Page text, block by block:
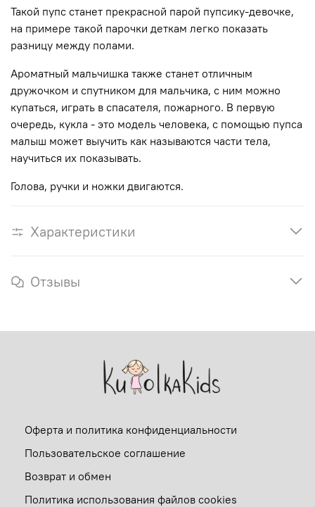
Такой пупс станет прекрасной парой пупсику-девочке,
на примере такой парочки деткам легко показать
разницу между полами.
Ароматный мальчишка также станет отличным
дружочком и спутником для мальчика, с ним можно
купаться, играть в спасателя, пожарного. В первую
очередь, кукла - это модель человека, с помощью пупса
малыш может выучить как называются части тела,
научиться их показывать.
Голова, ручки и ножки двигаются.
Характеристики
Отзывы
Оферта и политика конфиденциальности
Пользовательское соглашение
Возврат и обмен
Политика использования файлов cookies